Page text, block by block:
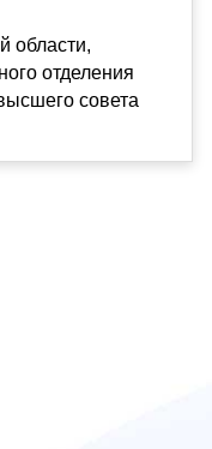
области,
отделения
совета